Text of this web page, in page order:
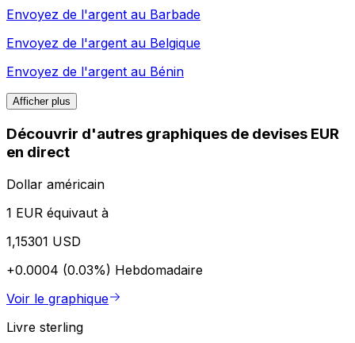
Envoyez de l'argent au Barbade
Envoyez de l'argent au Belgique
Envoyez de l'argent au Bénin
Afficher plus
Découvrir d'autres graphiques de devises EUR
en direct
Dollar américain
1 EUR équivaut à
1,15301 USD
+0.0004 (0.03%) Hebdomadaire
Voir le graphique
Livre sterling